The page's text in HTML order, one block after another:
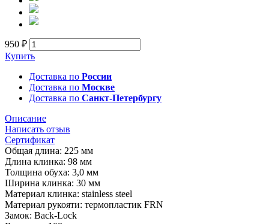
950 ₽
Купить
Доставка по России
Доставка по Москве
Доставка по Санкт-Петербургу
Описание
Написать отзыв
Сертификат
Общая длина: 225 мм
Длина клинка: 98 мм
Толщина обуха: 3,0 мм
Ширина клинка: 30 мм
Материал клинка: stainless steel
Материал рукояти: термопластик FRN
Замок: Back-Lock